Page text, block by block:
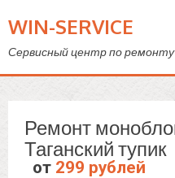
WIN-SERVICE
Сервисный центр по
Ремонт
Таганский тупик
от 299 рублей